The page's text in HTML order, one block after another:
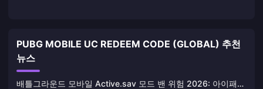
PUBG MOBILE UC REDEEM CODE (GLOBAL) 추천
뉴스
배틀그라운드 모바일 Active.sav 모드 밴 위험 2026: 아이패드